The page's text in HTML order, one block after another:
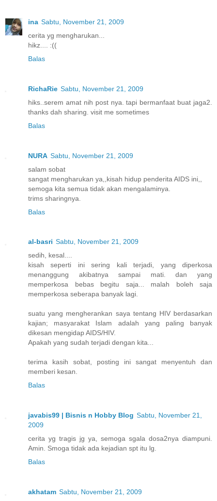
ina Sabtu, November 21, 2009
cerita yg mengharukan...
hikz.... :((
Balas
RichaRie Sabtu, November 21, 2009
hiks..serem amat nih post nya. tapi bermanfaat buat jaga2.
thanks dah sharing. visit me sometimes
Balas
NURA Sabtu, November 21, 2009
salam sobat
sangat mengharukan ya,,kisah hidup penderita AIDS ini,,
semoga kita semua tidak akan mengalaminya.
trims sharingnya.
Balas
al-basri Sabtu, November 21, 2009
sedih, kesal....
kisah seperti ini sering kali terjadi, yang diperkosa
menanggung akibatnya sampai mati. dan yang
memperkosa bebas begitu saja... malah boleh saja
memperkosa seberapa banyak lagi.
suatu yang mengherankan saya tentang HIV berdasarkan
kajian; masyarakat Islam adalah yang paling banyak
dikesan mengidap AIDS/HIV.
Apakah yang sudah terjadi dengan kita...
terima kasih sobat, posting ini sangat menyentuh dan
memberi kesan.
Balas
javabis99 | Bisnis n Hobby Blog Sabtu, November 21,
2009
cerita yg tragis jg ya, semoga sgala dosa2nya diampuni.
Amin. Smoga tidak ada kejadian spt itu lg.
Balas
akhatam Sabtu, November 21, 2009